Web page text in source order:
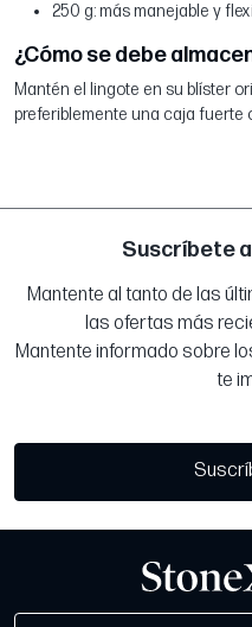
250 g: más manejable y
¿Cómo se debe
Mantén el lingote en su blíster
preferiblemente una caja fuerte
Suscríbete
Mantente al tanto de las
las ofertas más
Mantente informado sobre
te